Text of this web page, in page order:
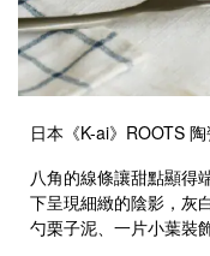
日本《K-ai》ROOTS
八角的線條讓甜點顯得
下呈現細緻的陰影，灰
勺栗子泥、一片小葉裝